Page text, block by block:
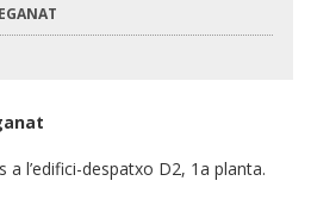
a l’edifici-despatxo D2, 1a planta.